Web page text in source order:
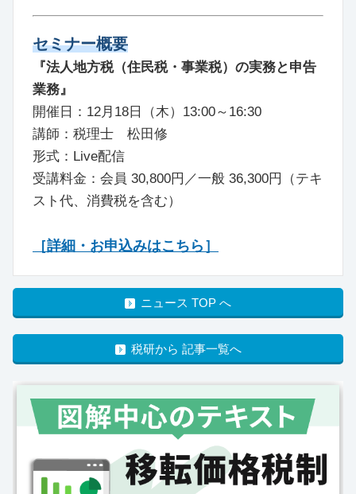
セミナー概要
『法人地方税（住民税・事業税）の実務と申告
業務』
開催日：12月18日（木）13:00～16:30
講師：税理士 松田修
形式：Live配信
受講料金：会員 30,800円／一般 36,300円（テキ
スト代、消費税を含む）
［詳細・お申込みはこちら］
ニュース TOP へ
税研から 記事一覧へ